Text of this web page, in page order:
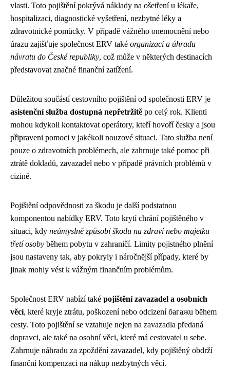
vlasti. Toto pojištění pokrývá náklady na ošetření u lékaře,
hospitalizaci, diagnostické vyšetření, nezbytné léky a
zdravotnické pomůcky. V případě vážného onemocnění nebo
úrazu zajišťuje společnost ERV také organizaci a úhradu
návratu do České republiky, což může v některých destinacích
představovat značné finanční zatížení.
Důležitou součástí cestovního pojištění od společnosti ERV je
asistenční služba dostupná nepřetržitě po celý rok. Klienti
mohou kdykoli kontaktovat operátory, kteří hovoří česky a jsou
připraveni pomoci v jakékoli nouzové situaci. Tato služba není
pouze o zdravotních problémech, ale zahrnuje také pomoc při
ztrátě dokladů, zavazadel nebo v případě právních problémů v
cizině.
Pojištění odpovědnosti za škodu je další podstatnou
komponentou nabídky ERV. Toto krytí chrání pojištěného v
situaci, kdy neúmyslně způsobí škodu na zdraví nebo majetku
třetí osoby během pobytu v zahraničí. Limity pojistného plnění
jsou nastaveny tak, aby pokryly i náročnější případy, které by
jinak mohly vést k vážným finančním problémům.
Společnost ERV nabízí také pojištění zavazadel a osobních
věcí, které kryje ztrátu, poškození nebo odcizení багажu během
cesty. Toto pojištění se vztahuje nejen na zavazadla předaná
dopravci, ale také na osobní věci, které má cestovatel u sebe.
Zahrnuje náhradu za zpoždění zavazadel, kdy pojištěný obdrží
finanční kompenzaci na nákup nezbytných věcí.